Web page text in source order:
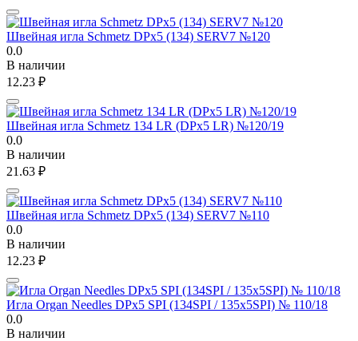
Швейная игла Schmetz DPx5 (134) SERV7 №120
0.0
В наличии
12.23 ₽
Швейная игла Schmetz 134 LR (DPx5 LR) №120/19
0.0
В наличии
21.63 ₽
Швейная игла Schmetz DPx5 (134) SERV7 №110
0.0
В наличии
12.23 ₽
Игла Organ Needles DPx5 SPI (134SPI / 135x5SPI) № 110/18
0.0
В наличии